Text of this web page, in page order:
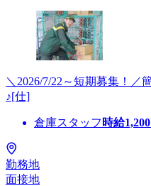
＼2026/7/22～短期募集！
♪[仕]
倉庫スタッフ 時給1,200
勤務地
面接地